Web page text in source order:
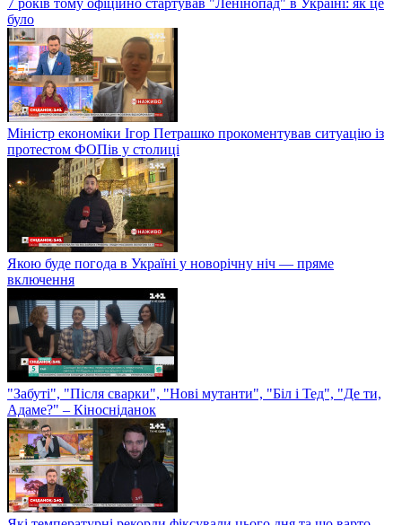
було
Міністр економіки Ігор Петрашко прокоментував ситуацію із
протестом ФОПів у столиці
Якою буде погода в Україні у новорічну ніч — пряме
включення
"Забуті", "Після сварки", "Нові мутанти", "Біл і Тед", "Де ти,
Адаме?" – Кіносніданок